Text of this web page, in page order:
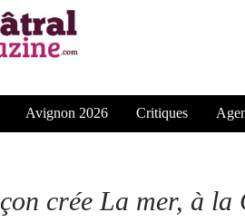
Avignon 2026 Critiques
crée La mer, à la